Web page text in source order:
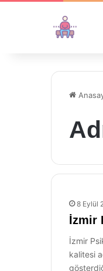
8 Eylül
İzmir
İzmir
kalitesi